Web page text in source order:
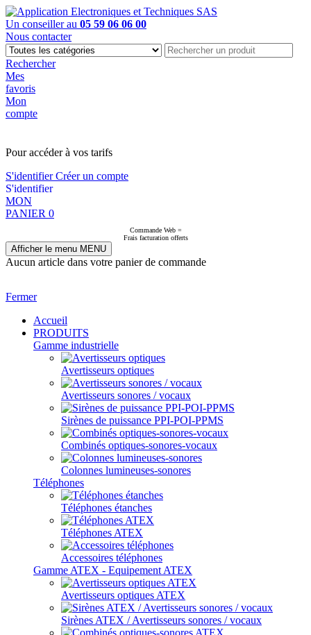
Un conseiller au 05 59 06 06 00
Nous contacter
Rechercher
Mes
favoris
Mon
compte
Pour accéder à vos tarifs
S'identifierCréer un compte
S'identifier
MON
PANIER 0
Commande Web =
Frais facturation offerts
Afficher le menu MENU
Aucun article dans votre panier de commande
Fermer
Accueil
PRODUITS
Gamme industrielle
Avertisseurs optiques
Avertisseurs sonores / vocaux
Sirènes de puissance PPI-POI-PPMS
Combinés optiques-sonores-vocaux
Colonnes lumineuses-sonores
Téléphones
Téléphones étanches
Téléphones ATEX
Accessoires téléphones
Gamme ATEX - Equipement ATEX
Avertisseurs optiques ATEX
Sirènes ATEX / Avertisseurs sonores / vocaux